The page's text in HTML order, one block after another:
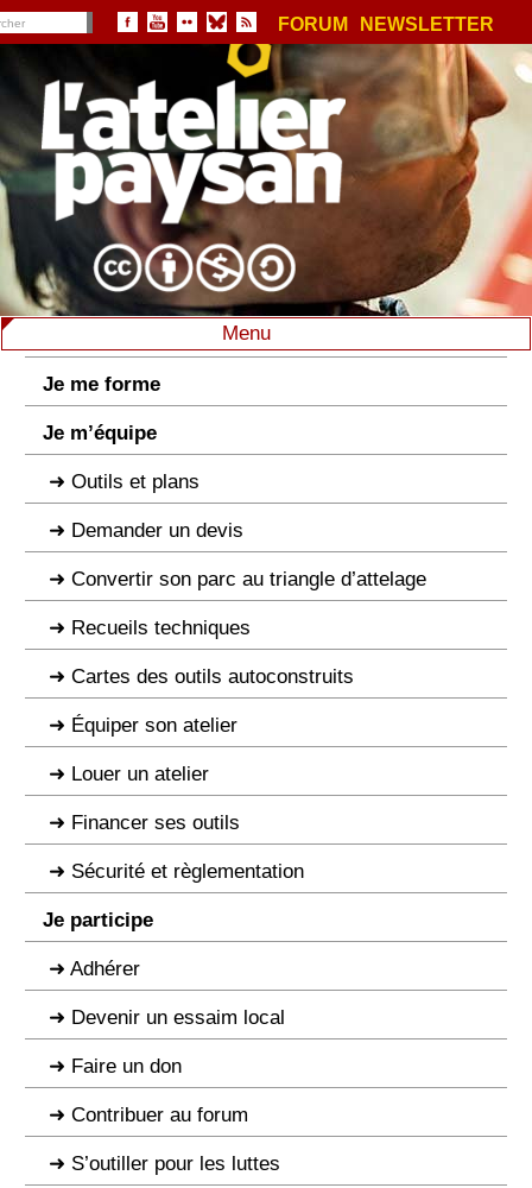
FORUM NEWSLETTER
Menu
Je me forme
Je m’équipe
Outils et plans
Demander un devis
Convertir son parc au triangle d’attelage
Recueils techniques
Cartes des outils autoconstruits
Équiper son atelier
Louer un atelier
Financer ses outils
Sécurité et règlementation
Je participe
Adhérer
Devenir un essaim local
Faire un don
Contribuer au forum
S’outiller pour les luttes